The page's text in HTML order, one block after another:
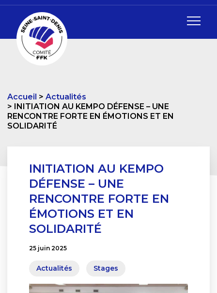
Accueil
Actualités
INITIATION AU KEMPO DÉFENSE – UNE
RENCONTRE FORTE EN ÉMOTIONS ET EN
SOLIDARITÉ
INITIATION AU KEMPO
DÉFENSE – UNE
RENCONTRE FORTE EN
ÉMOTIONS ET EN
SOLIDARITÉ
25 juin 2025
Actualités Stages